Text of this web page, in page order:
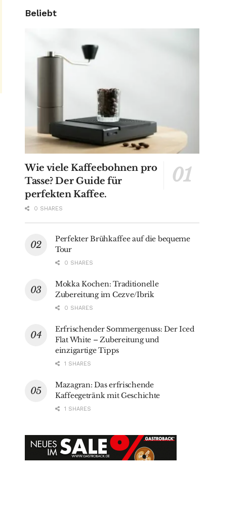
Beliebt
Wie viele Kaffeebohnen pro
Tasse? Der Guide für
perfekten Kaffee.
0 SHARES
Perfekter Brühkaffee auf die bequeme
Tour
0 SHARES
Mokka Kochen: Traditionelle
Zubereitung im Cezve/Ibrik
0 SHARES
Erfrischender Sommergenuss: Der Iced
Flat White – Zubereitung und
einzigartige Tipps
1 SHARES
Mazagran: Das erfrischende
Kaffeegetränk mit Geschichte
1 SHARES